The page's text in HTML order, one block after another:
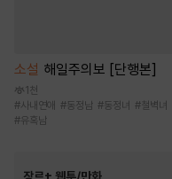
소설 해일주의보 [단행본]
1천
#사내연애 #동정남 #동정녀 #철벽녀
#유혹남